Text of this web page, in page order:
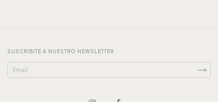
SUSCRIBITE A NUESTRO NEWSLETTER